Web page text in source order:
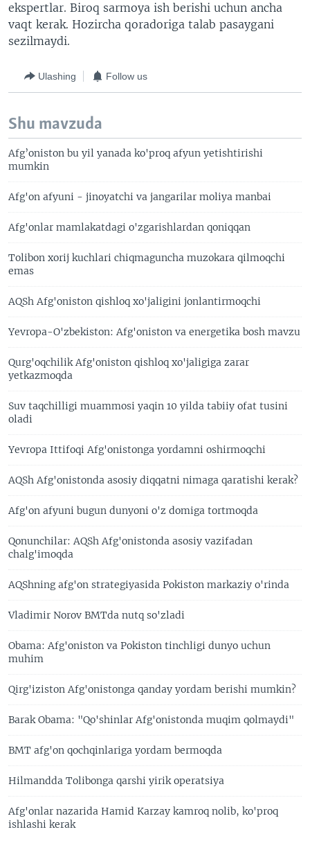
ekspertlar. Biroq sarmoya ish berishi uchun ancha
vaqt kerak. Hozircha qoradoriga talab pasaygani
sezilmaydi.
Ulashing Follow us
Shu mavzuda
Afg’oniston bu yil yanada ko'proq afyun yetishtirishi
mumkin
Afg'on afyuni - jinoyatchi va jangarilar moliya manbai
Afg'onlar mamlakatdagi o'zgarishlardan qoniqqan
Tolibon xorij kuchlari chiqmaguncha muzokara qilmoqchi
emas
AQSh Afg'oniston qishloq xo'jaligini jonlantirmoqchi
Yevropa-O'zbekiston: Afg'oniston va energetika bosh mavzu
Qurg'oqchilik Afg'oniston qishloq xo'jaligiga zarar
yetkazmoqda
Suv taqchilligi muammosi yaqin 10 yilda tabiiy ofat tusini
oladi
Yevropa Ittifoqi Afg'onistonga yordamni oshirmoqchi
AQSh Afg'onistonda asosiy diqqatni nimaga qaratishi kerak?
Afg'on afyuni bugun dunyoni o'z domiga tortmoqda
Qonunchilar: AQSh Afg'onistonda asosiy vazifadan
chalg'imoqda
AQShning afg'on strategiyasida Pokiston markaziy o'rinda
Vladimir Norov BMTda nutq so'zladi
Obama: Afg'oniston va Pokiston tinchligi dunyo uchun
muhim
Qirg'iziston Afg'onistonga qanday yordam berishi mumkin?
Barak Obama: "Qo'shinlar Afg'onistonda muqim qolmaydi"
BMT afg'on qochqinlariga yordam bermoqda
Hilmandda Tolibonga qarshi yirik operatsiya
Afg'onlar nazarida Hamid Karzay kamroq nolib, ko'proq
ishlashi kerak